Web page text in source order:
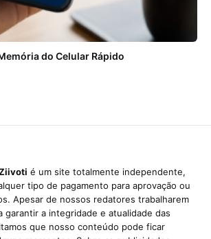
do Celular Rápido
é um site totalmente independente,
tipo de pagamento para aprovação ou
Apesar de nossos redatores trabalharem
garantir a integridade e atualidade das
que nosso conteúdo pode ficar